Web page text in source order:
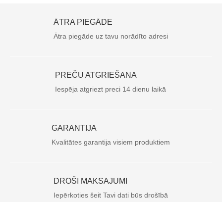
ĀTRA PIEGĀDE
Ātra piegāde uz tavu norādīto adresi
PREČU ATGRIEŠANA
Iespēja atgriezt preci 14 dienu laikā
GARANTIJA
Kvalitātes garantija visiem produktiem
DROŠI MAKSĀJUMI
Iepērkoties šeit Tavi dati būs drošībā